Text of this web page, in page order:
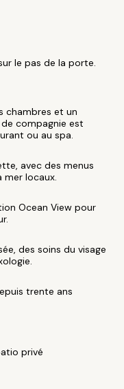
le pas de la porte.
chambres et un
compagnie est
ou au spa.
avec des menus
mer locaux.
Ocean View pour
des soins du visage
trente ans
privé